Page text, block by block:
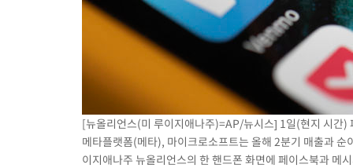
[뉴올리언스(미 루이지애나주)=AP/뉴시스] 1일(현지 시간)
메타플랫폼(메타), 마이크로소프트는 올해 2분기 매출과
이지애나주 뉴올리언스의 한 핸드폰 화면에 페이스북과